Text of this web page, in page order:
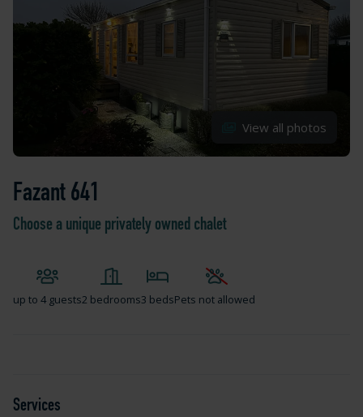
View all photos
Fazant 641
Choose a unique privately owned chalet
up to 4 guests2 bedrooms3 bedsPets not allowed
Services